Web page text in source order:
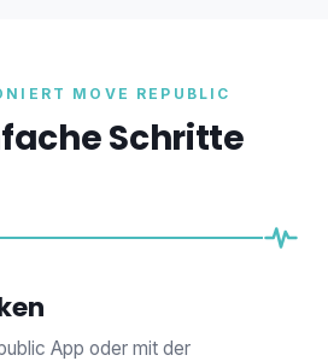
MOVE REPUBLIC
Schritte
App oder mit der